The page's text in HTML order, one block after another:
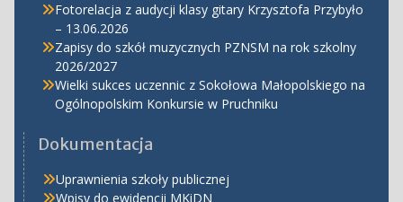
Fotorelacja z audycji klasy gitary Krzysztofa Przybyło
– 13.06.2026
Zapisy do szkół muzycznych PZNSM na rok szkolny
2026/2027
Wielki sukces uczennic z Sokołowa Małopolskiego na
Ogólnopolskim Konkursie w Pruchniku
Dokumentacja
Uprawnienia szkoły publicznej
Wpisy do ewidencji MKiDN